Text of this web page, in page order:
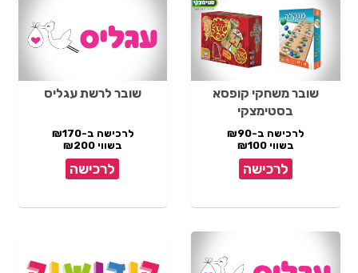
שובר משחקי קופסא
בסטימצקי
לרכישה ב-₪90
בשווי ₪100
לרכישה
שובר לרשת עגליס
לרכישה ב-₪170
בשווי ₪200
לרכישה